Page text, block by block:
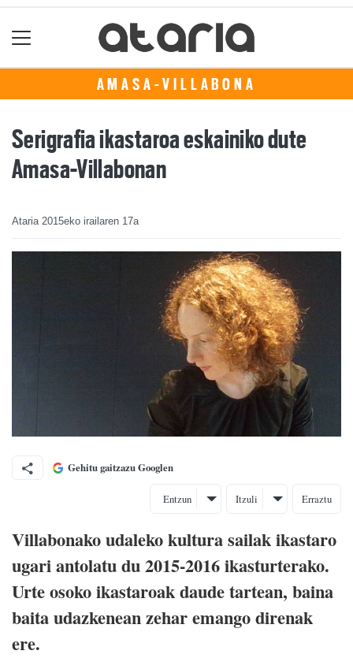
AMASA-VILLABONA
Serigrafia ikastaroa eskainiko dute
Amasa-Villabonan
Ataria 2015eko irailaren 17a
Gehitu gaitzazu Googlen
Entzun Itzuli Erraztu
Villabonako udaleko kultura sailak ikastaro
ugari antolatu du 2015-2016 ikasturterako.
Urte osoko ikastaroak daude tartean, baina
baita udazkenean zehar emango direnak
ere.